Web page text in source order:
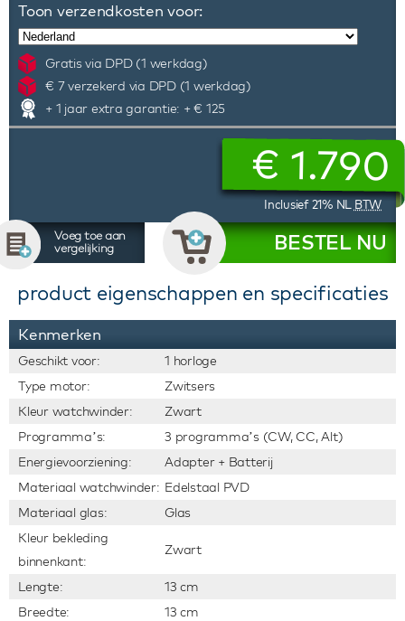
Toon verzendkosten voor:
Gratis via DPD (1 werkdag)
€ 7 verzekerd via DPD (1 werkdag)
+ 1 jaar extra garantie: + € 125
€ 1.790
Inclusief 21% NL BTW
Voeg toe aan
vergelijking
BESTEL NU
product eigenschappen en specificaties
Kenmerken
Geschikt voor:
1 horloge
Type motor:
Zwitsers
Kleur watchwinder:
Zwart
Programma’s:
3 programma’s (CW, CC, Alt)
Energievoorziening:
Adapter + Batterij
Materiaal watchwinder: Edelstaal PVD
Materiaal glas:
Glas
Kleur bekleding
binnenkant:
Zwart
Lengte:
13 cm
Breedte:
13 cm